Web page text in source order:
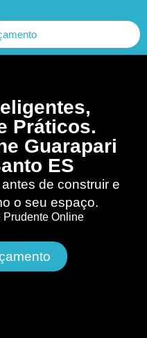
Práticos.
Guarapari
ES
de construir e
o seu espaço.
Online